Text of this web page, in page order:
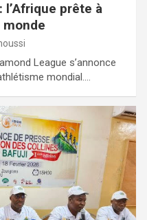
l’Afrique prête à
League s’annonce
mondial.…